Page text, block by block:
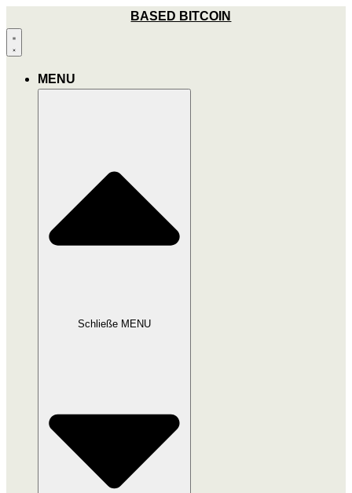
Inhalt
wechseln
BASED BITCOIN
MENU
Schließe MENU